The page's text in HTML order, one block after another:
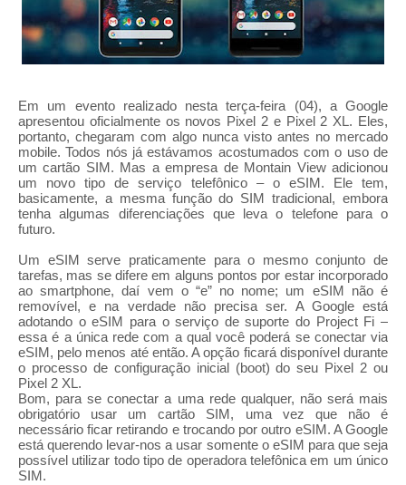
Em um evento realizado nesta terça-feira (04), a Google
apresentou oficialmente os novos Pixel 2 e Pixel 2 XL. Eles,
portanto, chegaram com algo nunca visto antes no mercado
mobile. Todos nós já estávamos acostumados com o uso de
um cartão SIM. Mas a empresa de Montain View adicionou
um novo tipo de serviço telefônico – o eSIM. Ele tem,
basicamente, a mesma função do SIM tradicional, embora
tenha algumas diferenciações que leva o telefone para o
futuro.
Um eSIM serve praticamente para o mesmo conjunto de
tarefas, mas se difere em alguns pontos por estar incorporado
ao smartphone, daí vem o “e” no nome; um eSIM não é
removível, e na verdade não precisa ser. A Google está
adotando o eSIM para o serviço de suporte do Project Fi –
essa é a única rede com a qual você poderá se conectar via
eSIM, pelo menos até então. A opção ficará disponível durante
o processo de configuração inicial (boot) do seu Pixel 2 ou
Pixel 2 XL.
Bom, para se conectar a uma rede qualquer, não será mais
obrigatório usar um cartão SIM, uma vez que não é
necessário ficar retirando e trocando por outro eSIM. A Google
está querendo levar-nos a usar somente o eSIM para que seja
possível utilizar todo tipo de operadora telefônica em um único
SIM.